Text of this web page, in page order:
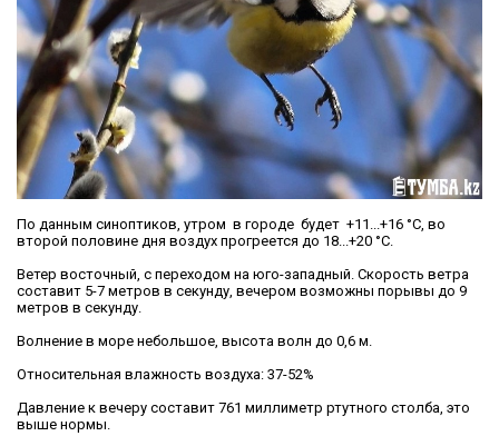
По данным синоптиков, утром в городе будет +11...+16 °C, во
второй половине дня воздух прогреется до 18...+20 °C.
Ветер восточный, с переходом на юго-западный. Скорость ветра
составит 5-7 метров в секунду, вечером возможны порывы до 9
метров в секунду.
Волнение в море небольшое, высота волн до 0,6 м.
Относительная влажность воздуха: 37-52%
Давление к вечеру составит 761 миллиметр ртутного столба, это
выше нормы.